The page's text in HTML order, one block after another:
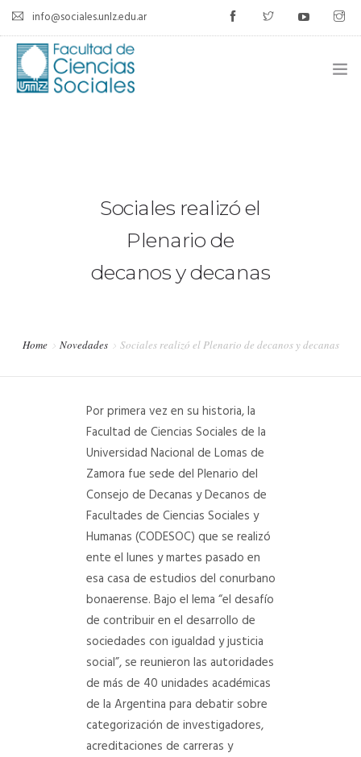
info@sociales.unlz.edu.ar
CALENDARIO ACADÉMICO
SIU-GUARANÍ
RADIO CONURBANA
Sociales realizó el
Plenario de
decanos y decanas
Home Novedades Sociales realizó el Plenario de decanos y decanas
Por primera vez en su historia, la
Facultad de Ciencias Sociales de la
Universidad Nacional de Lomas de
Zamora fue sede del Plenario del
Consejo de Decanas y Decanos de
Facultades de Ciencias Sociales y
Humanas (CODESOC) que se realizó
ente el lunes y martes pasado en
esa casa de estudios del conurbano
bonaerense. Bajo el lema “el desafío
de contribuir en el desarrollo de
sociedades con igualdad y justicia
social”, se reunieron las autoridades
de más de 40 unidades académicas
de la Argentina para debatir sobre
categorización de investigadores,
acreditaciones de carreras y